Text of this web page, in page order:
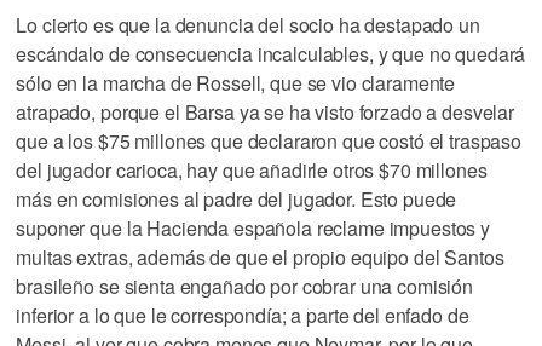
Lo cierto es que la denuncia del socio ha destapado un
escándalo de consecuencia incalculables, y que no quedará
sólo en la marcha de Rossell, que se vio claramente
atrapado, porque el Barsa ya se ha visto forzado a desvelar
que a los $75 millones que declararon que costó el traspaso
del jugador carioca, hay que añadirle otros $70 millones
más en comisiones al padre del jugador. Esto puede
suponer que la Hacienda española reclame impuestos y
multas extras, además de que el propio equipo del Santos
brasileño se sienta engañado por cobrar una comisión
inferior a lo que le correspondía; a parte del enfado de